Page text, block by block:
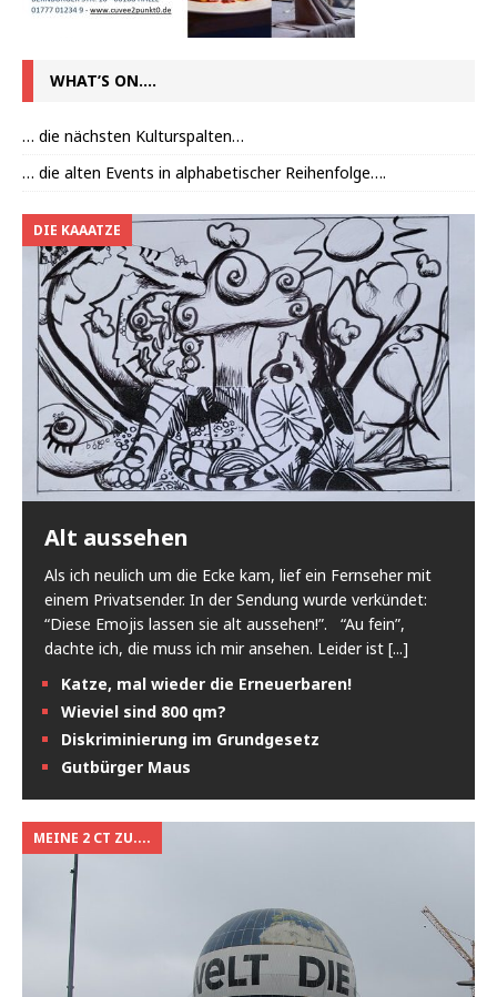
WHAT’S ON….
… die nächsten Kulturspalten…
… die alten Events in alphabetischer Reihenfolge….
DIE KAAATZE
Alt aussehen
Als ich neulich um die Ecke kam, lief ein Fernseher mit
einem Privatsender. In der Sendung wurde verkündet:
“Diese Emojis lassen sie alt aussehen!”. “Au fein”,
dachte ich, die muss ich mir ansehen. Leider ist [...]
Katze, mal wieder die Erneuerbaren!
Wieviel sind 800 qm?
Diskriminierung im Grundgesetz
Gutbürger Maus
MEINE 2 CT ZU....